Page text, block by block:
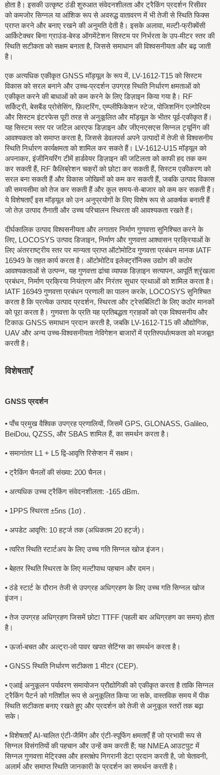
होता है। इसकी उत्कृष्ट ठंडी शुरुआत संवेदनशीलता और ट्रैकिंग प्रदर्शन रिसीवर
को कमजोर सिग्नल या आंशिक रूप से अवरुद्ध वातावरण में भी तेजी से स्थिति फिक्स
प्राप्त करने और बनाए रखने की अनुमति देती है। इसके अलावा, मल्टी-फ्रीक्वेंसी
आर्किटेक्चर बिना ग्राउंड-बेस्ड ऑगमेंटेशन सिस्टम पर निर्भरता के उप-मीटर स्तर की
स्थिति सटीकता को सक्षम बनाता है, जिससे समाधान की विश्वसनीयता और बढ़ जाती
है।
एक अत्यधिक एकीकृत GNSS मॉड्यूल के रूप में, LV-1612-T15 को सिस्टम
विकास को सरल बनाने और उच्च-प्रदर्शन उपग्रह स्थिति निर्धारण क्षमताओं को
एकीकृत करने की बाधाओं को कम करने के लिए डिज़ाइन किया गया है। RF
सर्किट्री, बेसबैंड प्रोसेसिंग, फ़िल्टरिंग, एम्प्लीफिकेशन स्टेज, पोजिशनिंग एल्गोरिदम
और सिस्टम इंटरफेस पूरी तरह से अनुकूलित और मॉड्यूल के भीतर पूर्व-एकीकृत हैं।
यह सिस्टम स्तर पर जटिल आरएफ डिज़ाइन और जीएनएसएस सिग्नल ट्यूनिंग की
आवश्यकता को समाप्त करता है, जिससे डेवलपर्स अपने उत्पादों में तेजी से विश्वसनीय
स्थिति निर्धारण कार्यक्षमता को शामिल कर सकते हैं। LV-1612-U15 मॉड्यूल को
अपनाकर, इंजीनियरिंग टीमें हार्डवेयर डिज़ाइन की जटिलता को काफी हद तक कम
कर सकती हैं, RF कैलिब्रेशन चक्रों को छोटा कर सकती हैं, सिस्टम एकीकरण को
सरल बना सकती हैं और विकास जोखिमों को कम कर सकती हैं, जबकि उत्पाद विकास
की समयसीमा को तेज कर सकती हैं और कुल समय-से-बाजार को कम कर सकती हैं।
ये विशेषताएँ इस मॉड्यूल को उन अनुप्रयोगों के लिए विशेष रूप से आकर्षक बनाती हैं
जो तेज़ उत्पाद तैनाती और उच्च परिचालन स्थिरता की आवश्यकता रखते हैं।
दीर्घकालिक उत्पाद विश्वसनीयता और लगातार निर्माण गुणवत्ता सुनिश्चित करने के
लिए, LOCOSYS उत्पाद डिजाइन, निर्माण और गुणवत्ता आश्वासन प्रक्रियाओं के
लिए अंतरराष्ट्रीय स्तर पर मान्यता प्राप्त ऑटोमोटिव गुणवत्ता प्रबंधन मानक IATF
16949 के तहत कार्य करता है। ऑटोमोटिव इलेक्ट्रॉनिक्स उद्योग की कठोर
आवश्यकताओं से उत्पन्न, यह गुणवत्ता ढांचा व्यापक डिज़ाइन सत्यापन, आपूर्ति श्रृंखला
प्रबंधन, निर्माण प्रक्रिया नियंत्रण और निरंतर सुधार प्रथाओं को शामिल करता है।
IATF 16949 गुणवत्ता प्रबंधन प्रणाली का पालन करके, LOCOSYS सुनिश्चित
करता है कि प्रत्येक उत्पाद प्रदर्शन, स्थिरता और ट्रेसबिलिटी के लिए कठोर मानकों
को पूरा करता है। गुणवत्ता के प्रति यह प्रतिबद्धता ग्राहकों को एक विश्वसनीय और
टिकाऊ GNSS समाधान प्रदान करती है, जबकि LV-1612-T15 की औद्योगिक,
UAV और अन्य उच्च-विश्वसनीयता नेविगेशन बाजारों में प्रतिस्पर्धात्मकता को मजबूत
करती है।
विशेषताएँ
GNSS प्रदर्शन
•पाँच प्रमुख वैश्विक उपग्रह प्रणालियों, जिसमें GPS, GLONASS, Galileo,
BeiDou, QZSS, और SBAS शामिल हैं, का समर्थन करता है।
•समानांतर L1 + L5 द्वि-आवृत्ति रिसेप्शन में सक्षम।
•ट्रैकिंग चैनलों की संख्या: 200 चैनल।
• अत्यधिक उच्च ट्रैकिंग संवेदनशीलता: -165 dBm.
• 1PPS स्थिरता ±5ns (1σ) .
• अपडेट आवृत्ति: 10 हर्ट्ज तक (अधिकतम 20 हर्ट्ज)।
•त्वरित स्थिति स्टार्टअप के लिए उच्च गति सिग्नल खोज इंजन।
•बेहतर स्थिति स्थिरता के लिए मल्टीपाथ पहचान और दमन।
•ठंडे स्टार्ट के दौरान तेजी से उपग्रह अधिग्रहण के लिए उच्च गति सिग्नल खोज
इंजन।
•तेज उपग्रह अधिग्रहण जिसमें छोटा TTFF (पहली बार अधिग्रहण का समय) होता
है।
•ऊर्जा-बचत और अल्ट्रा-लो पावर खपत सेटिंग्स का समर्थन करता है।
• GNSS स्थिति निर्धारण सटीकता 1 मीटर (CEP).
• एआई अनुकूलन पर्यावरण समायोजन प्रौद्योगिकी को एकीकृत करता है ताकि सिग्नल
ट्रैकिंग पैटर्न को गतिशील रूप से अनुकूलित किया जा सके, वास्तविक समय में पीक
स्थिति सटीकता बनाए रखते हुए और प्रदर्शन को तेजी से अनुकूल स्तरों तक बढ़ा
सके।
• विशेषताएँ AI-चालित एंटी-जैमिंग और एंटी-स्पूफिंग क्षमताएँ हैं जो प्रभावी रूप से
सिग्नल विसंगतियों की पहचान और उन्हें कम करती हैं; यह NMEA आउटपुट में
सिग्नल गुणवत्ता मेट्रिक्स और हस्तक्षेप निगरानी डेटा प्रदान करती है, जो चेतावनी,
अलार्म और समाप्त स्थिति जानकारी के प्रदर्शन का समर्थन करती है।